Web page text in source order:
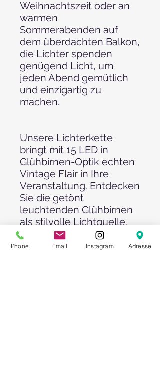
Weihnachtszeit oder an
warmen
Sommerabenden auf
dem überdachten Balkon,
die Lichter spenden
genügend Licht, um
jeden Abend gemütlich
und einzigartig zu
machen.
Unsere Lichterkette
bringt mit 15 LED in
Glühbirnen-Optik echten
Vintage Flair in Ihre
Veranstaltung. Entdecken
Sie die getönt
leuchtenden Glühbirnen
als stilvolle Lichtquelle.
Die Lichter spenden
genügend Licht, um
Phone Email Instagram Adresse